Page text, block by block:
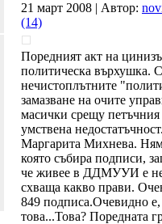
21 март 2008 | Автор:
(14)
Поредният акт на
политическа върхушка.
нечистоплътните
замазване на очите
масички срещу
умствена
Маргарита Михнева.
която събира подписи,
че живее в ДДМУУИ е
схваща какво прави.
849 подписа.Очевидно
това...Това? Поредната